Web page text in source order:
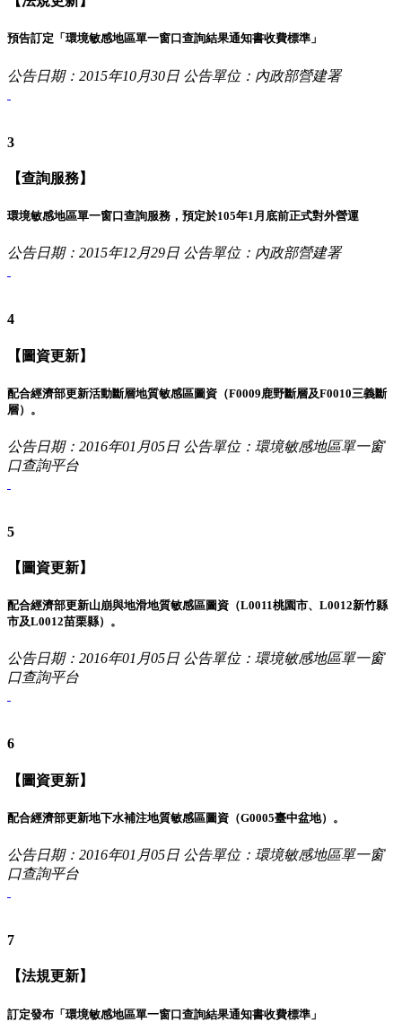
預告訂定「環境敏感地區單一窗口查詢結果通知書收費標準」
公告日期：2015年10月30日 公告單位：內政部營建署
3
【查詢服務】
環境敏感地區單一窗口查詢服務，預定於105年1月底前正式對外營運
公告日期：2015年12月29日 公告單位：內政部營建署
4
【圖資更新】
配合經濟部更新活動斷層地質敏感區圖資（F0009鹿野斷層及F0010三義斷
層）。
公告日期：2016年01月05日 公告單位：環境敏感地區單一窗
口查詢平台
5
【圖資更新】
配合經濟部更新山崩與地滑地質敏感區圖資（L0011桃園市、L0012新竹縣
市及L0012苗栗縣）。
公告日期：2016年01月05日 公告單位：環境敏感地區單一窗
口查詢平台
6
【圖資更新】
配合經濟部更新地下水補注地質敏感區圖資（G0005臺中盆地）。
公告日期：2016年01月05日 公告單位：環境敏感地區單一窗
口查詢平台
7
【法規更新】
訂定發布「環境敏感地區單一窗口查詢結果通知書收費標準」